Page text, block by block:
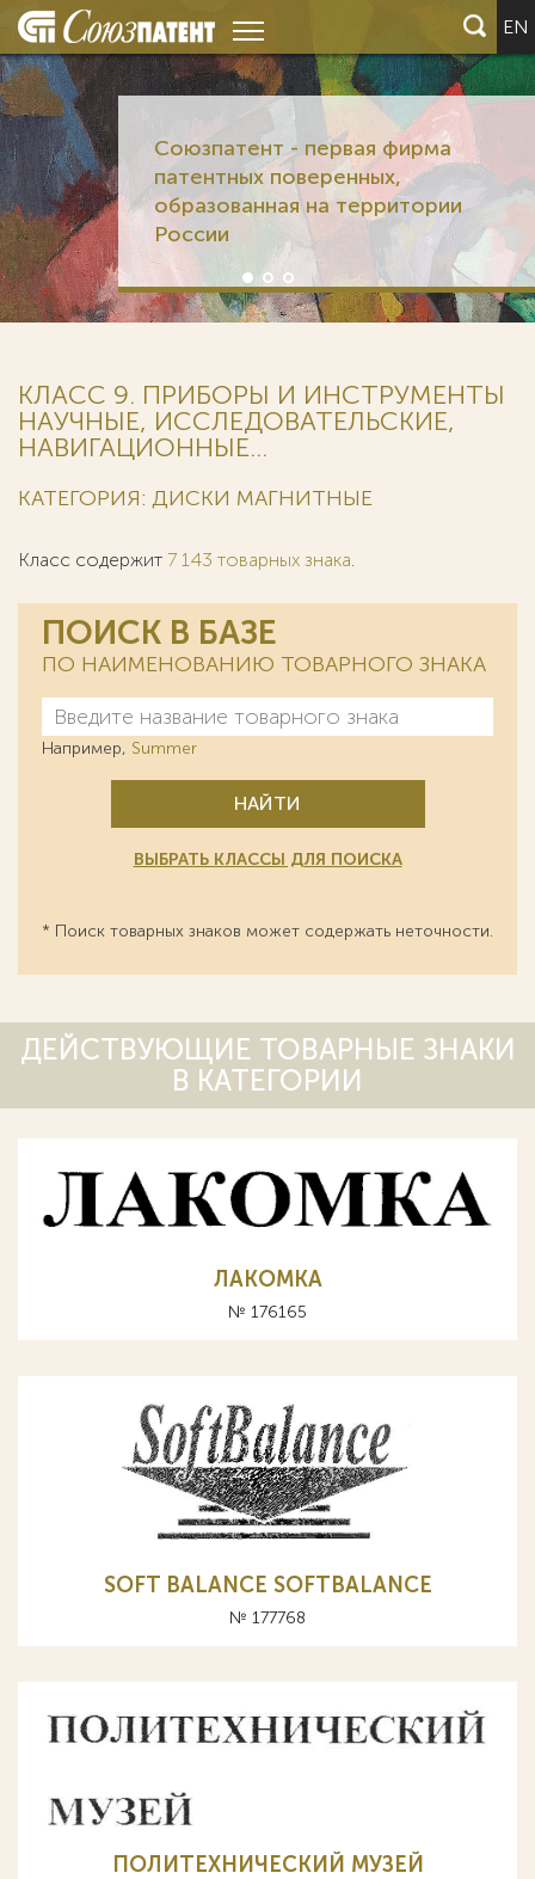
EN
Союзпатент - первая фирма
патентных поверенных,
образованная на территории
России
КЛАСС 9. ПРИБОРЫ И ИНСТРУМЕНТЫ
НАУЧНЫЕ, ИССЛЕДОВАТЕЛЬСКИЕ,
НАВИГАЦИОННЫЕ...
КАТЕГОРИЯ: ДИСКИ МАГНИТНЫЕ
Класс содержит 7 143 товарных знака.
ПОИСК В БАЗЕ
ПО НАИМЕНОВАНИЮ ТОВАРНОГО ЗНАКА
Например, Summer
НАЙТИ
ВЫБРАТЬ КЛАССЫ ДЛЯ ПОИСКА
* Поиск товарных знаков может содержать неточности.
ДЕЙСТВУЮЩИЕ ТОВАРНЫЕ ЗНАКИ
В КАТЕГОРИИ
ЛАКОМКА
№ 176165
SOFT BALANCE SOFTBALANCE
№ 177768
ПОЛИТЕХНИЧЕСКИЙ МУЗЕЙ